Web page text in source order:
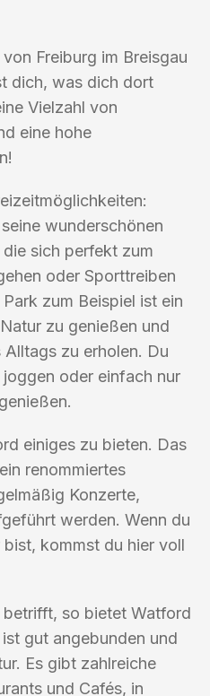
Freiburg im Breisgau
dich, was dich dort
Vielzahl von
eine hohe
wunderschönen
sich perfekt zum
oder Sporttreiben
zum Beispiel ist ein
zu genießen und
zu erholen. Du
oder einfach nur
einiges zu bieten. Das
renommiertes
Konzerte,
werden. Wenn du
kommst du hier voll
so bietet Watford
gut angebunden und
Es gibt zahlreiche
und Cafés, in